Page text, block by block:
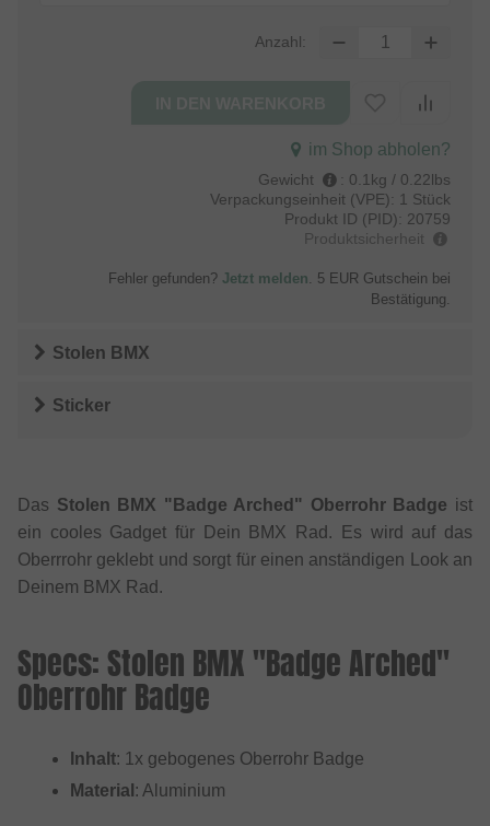
Anzahl:
im Shop abholen?
Gewicht : 0.1kg / 0.22lbs
Verpackungseinheit (VPE): 1 Stück
Produkt ID (PID): 20759
Produktsicherheit
Fehler gefunden? Jetzt melden . 5 EUR Gutschein bei
Bestätigung.
Stolen BMX
Sticker
Das Stolen BMX "Badge Arched" Oberrohr Badge ist
ein cooles Gadget für Dein BMX Rad. Es wird auf das
Oberrrohr geklebt und sorgt für einen anständigen Look an
Deinem BMX Rad.
Specs: Stolen BMX "Badge Arched"
Oberrohr Badge
Inhalt: 1x gebogenes Oberrohr Badge
Material : Aluminium